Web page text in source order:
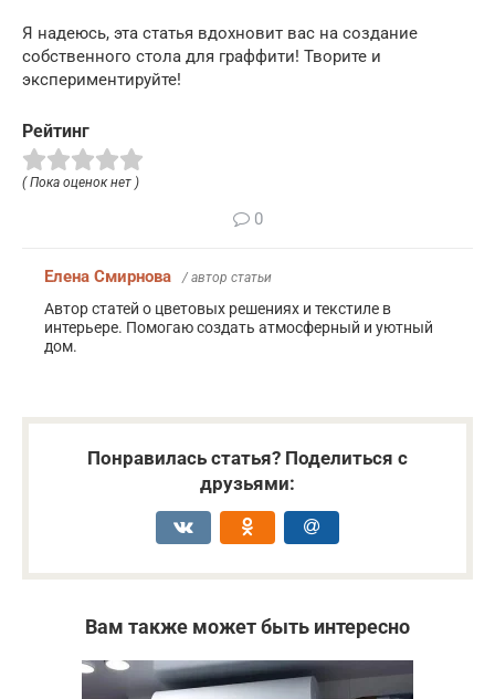
Я надеюсь, эта статья вдохновит вас на создание
собственного стола для граффити! Творите и
экспериментируйте!
Рейтинг
( Пока оценок нет )
0
Елена Смирнова / автор статьи
Автор статей о цветовых решениях и текстиле в
интерьере. Помогаю создать атмосферный и уютный
дом.
Понравилась статья? Поделиться с
друзьями:
Вам также может быть интересно